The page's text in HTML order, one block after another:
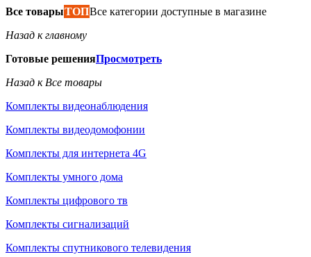
Все товарыТОПВсе категории доступные в магазине
Назад к главному
Готовые решенияПросмотреть
Назад к Все товары
Комплекты видеонаблюдения
Комплекты видеодомофонии
Комплекты для интернета 4G
Комплекты умного дома
Комплекты цифрового тв
Комплекты сигнализаций
Комплекты спутникового телевидения